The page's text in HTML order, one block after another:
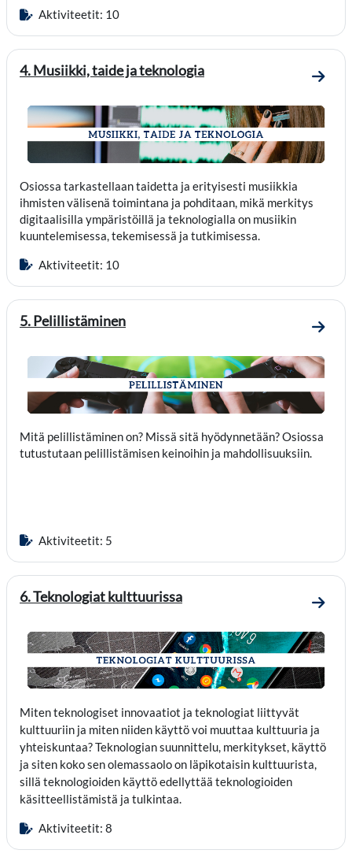
Aktiviteetit: 10
4. Musiikki, taide ja teknologia
Mene
Osiossa tarkastellaan taidetta ja erityisesti musiikkia
ihmisten välisenä toimintana ja pohditaan, mikä merkitys
digitaalisilla ympäristöillä ja teknologialla on musiikin
kuuntelemisessa, tekemisessä ja tutkimisessa.
Aktiviteetit: 10
5. Pelillistäminen
Mene
Mitä pelillistäminen on? Missä sitä hyödynnetään? Osiossa
tutustutaan pelillistämisen keinoihin ja mahdollisuuksiin.
Aktiviteetit: 5
6. Teknologiat kulttuurissa
Mene
Miten teknologiset innovaatiot ja teknologiat liittyvät
kulttuuriin ja miten niiden käyttö voi muuttaa kulttuuria ja
yhteiskuntaa?Teknologian suunnittelu, merkitykset, käyttö
ja siten koko sen olemassaolo on läpikotaisin kulttuurista,
sillä teknologioiden käyttö edellyttää teknologioiden
käsitteellistämistä ja tulkintaa.
Aktiviteetit: 8